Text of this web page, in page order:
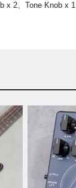
x 2、Tone Knob x 1